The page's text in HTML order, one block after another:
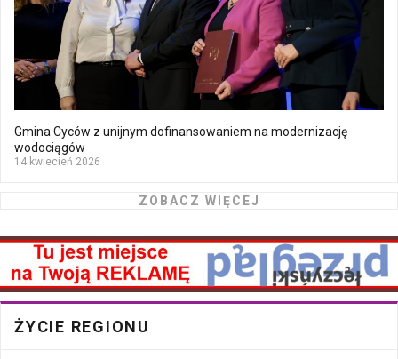
Gmina Cyców z unijnym dofinansowaniem na modernizację
wodociągów
14 kwiecień 2026
ZOBACZ WIĘCEJ
ŻYCIE REGIONU